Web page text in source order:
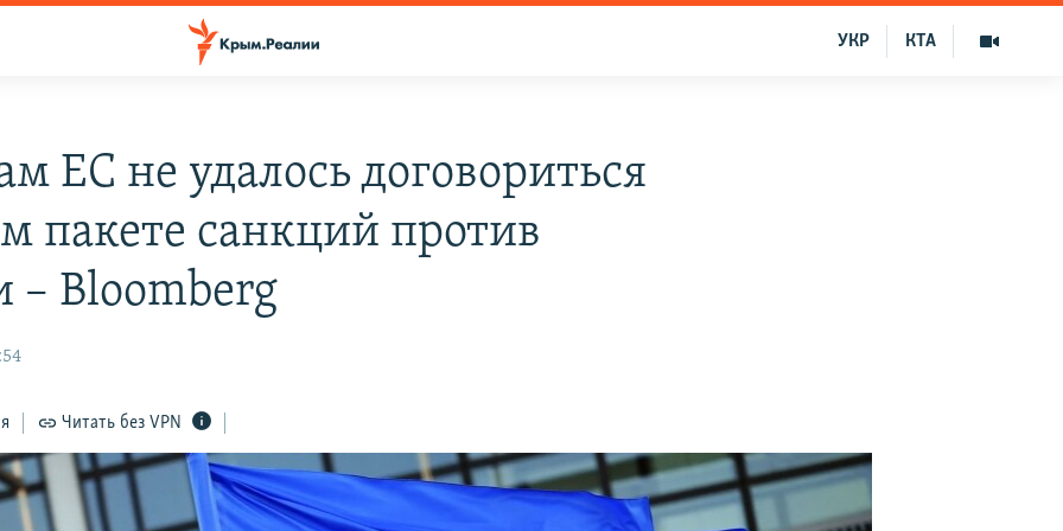
КТА
УКР
ЕС не удалось договориться
пакете санкций против
– Bloomberg
Читать без VPN